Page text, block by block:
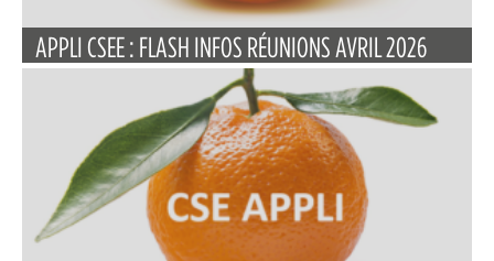
APPLI CSEE : FLASH INFOS RÉUNIONS AVRIL 2026